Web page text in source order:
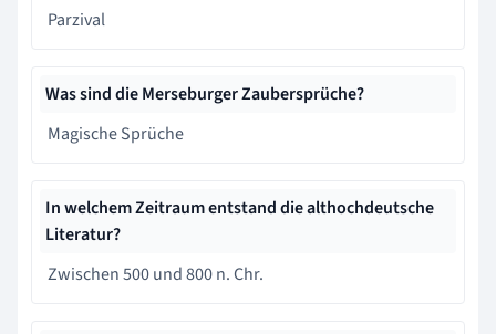
Parzival
Was sind die Merseburger Zaubersprüche?
Magische Sprüche
In welchem Zeitraum entstand die althochdeutsche
Literatur?
Zwischen 500 und 800 n. Chr.